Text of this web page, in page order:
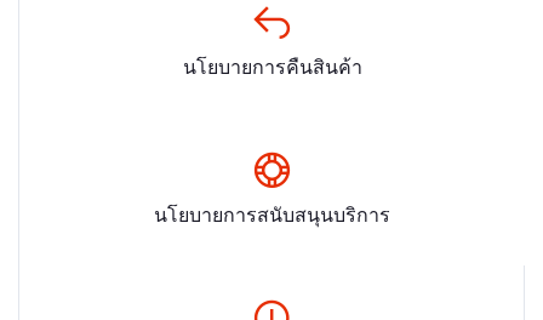
นโยบายการคืนสินค้า
นโยบายการสนับสนุนบริการ